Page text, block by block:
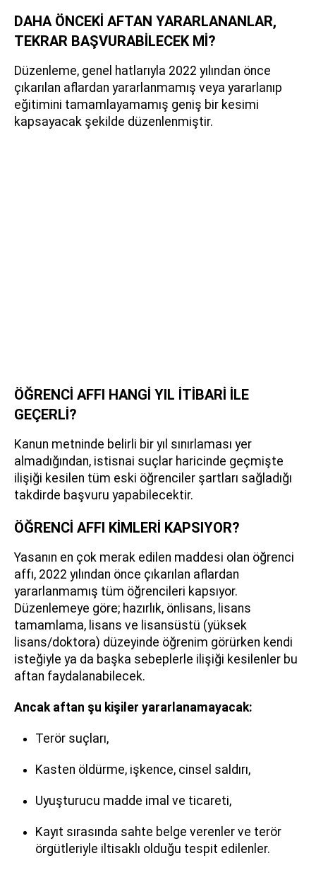
DAHA ÖNCEKİ AFTAN YARARLANANLAR,
TEKRAR BAŞVURABİLECEK Mİ?
Düzenleme, genel hatlarıyla 2022 yılından önce
çıkarılan aflardan yararlanmamış veya yararlanıp
eğitimini tamamlayamamış geniş bir kesimi
kapsayacak şekilde düzenlenmiştir.
ÖĞRENCİ AFFI HANGİ YIL İTİBARİ İLE
GEÇERLİ?
Kanun metninde belirli bir yıl sınırlaması yer
almadığından, istisnai suçlar haricinde geçmişte
ilişiği kesilen tüm eski öğrenciler şartları sağladığı
takdirde başvuru yapabilecektir.
ÖĞRENCİ AFFI KİMLERİ KAPSIYOR?
Yasanın en çok merak edilen maddesi olan öğrenci
affı, 2022 yılından önce çıkarılan aflardan
yararlanmamış tüm öğrencileri kapsıyor.
Düzenlemeye göre; hazırlık, önlisans, lisans
tamamlama, lisans ve lisansüstü (yüksek
lisans/doktora) düzeyinde öğrenim görürken kendi
isteğiyle ya da başka sebeplerle ilişiği kesilenler bu
aftan faydalanabilecek.
Ancak aftan şu kişiler yararlanamayacak:
Terör suçları,
Kasten öldürme, işkence, cinsel saldırı,
Uyuşturucu madde imal ve ticareti,
Kayıt sırasında sahte belge verenler ve terör
örgütleriyle iltisaklı olduğu tespit edilenler.